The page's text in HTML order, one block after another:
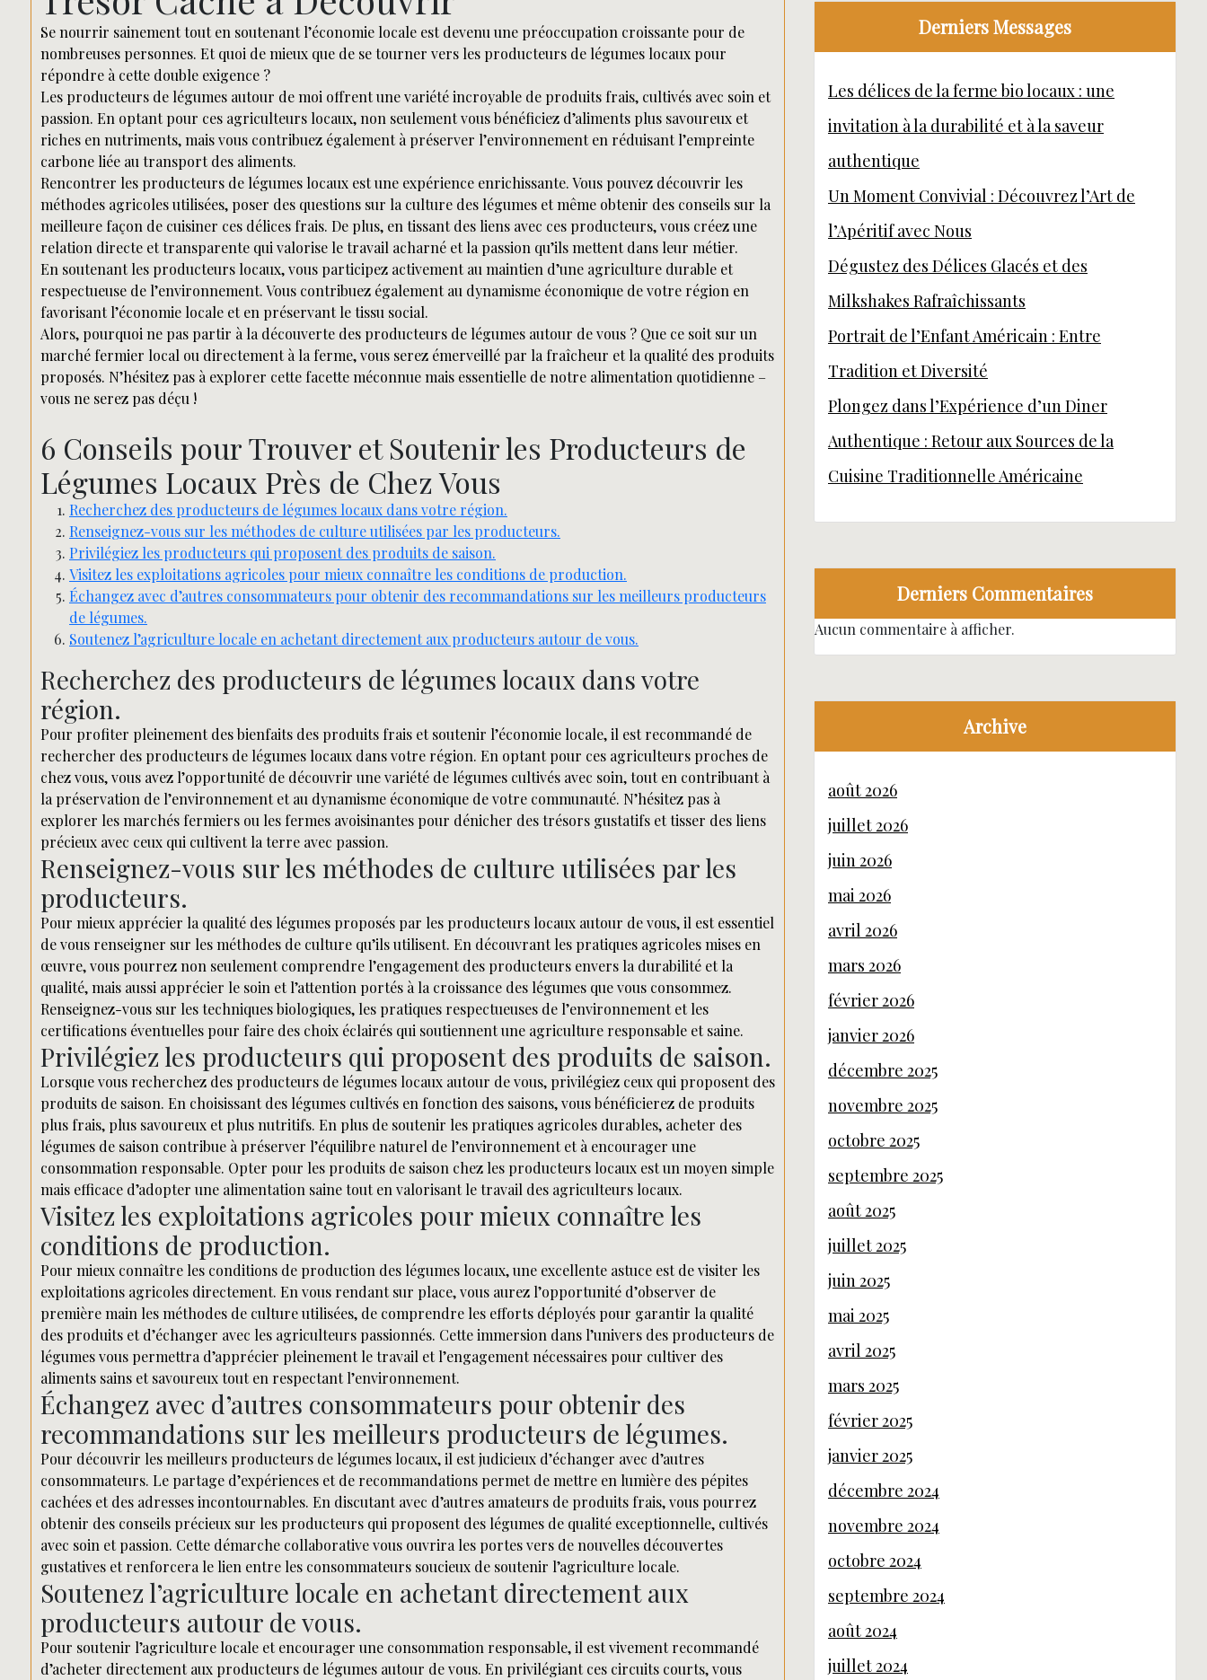
Se nourrir sainement tout en soutenant l’économie locale est devenu une préoccupation croissante pour de
nombreuses personnes. Et quoi de mieux que de se tourner vers les producteurs de légumes locaux pour
répondre à cette double exigence ?
Les producteurs de légumes autour de moi offrent une variété incroyable de produits frais, cultivés avec soin et
passion. En optant pour ces agriculteurs locaux, non seulement vous bénéficiez d’aliments plus savoureux et
riches en nutriments, mais vous contribuez également à préserver l’environnement en réduisant l’empreinte
carbone liée au transport des aliments.
Rencontrer les producteurs de légumes locaux est une expérience enrichissante. Vous pouvez découvrir les
méthodes agricoles utilisées, poser des questions sur la culture des légumes et même obtenir des conseils sur la
meilleure façon de cuisiner ces délices frais. De plus, en tissant des liens avec ces producteurs, vous créez une
relation directe et transparente qui valorise le travail acharné et la passion qu’ils mettent dans leur métier.
En soutenant les producteurs locaux, vous participez activement au maintien d’une agriculture durable et
respectueuse de l’environnement. Vous contribuez également au dynamisme économique de votre région en
favorisant l’économie locale et en préservant le tissu social.
Alors, pourquoi ne pas partir à la découverte des producteurs de légumes autour de vous ? Que ce soit sur un
marché fermier local ou directement à la ferme, vous serez émerveillé par la fraîcheur et la qualité des produits
proposés. N’hésitez pas à explorer cette facette méconnue mais essentielle de notre alimentation quotidienne –
vous ne serez pas déçu !
6 Conseils pour Trouver et Soutenir les Producteurs de
Légumes Locaux Près de Chez Vous
Recherchez des producteurs de légumes locaux dans votre région.
Renseignez-vous sur les méthodes de culture utilisées par les producteurs.
Privilégiez les producteurs qui proposent des produits de saison.
Visitez les exploitations agricoles pour mieux connaître les conditions de production.
Échangez avec d’autres consommateurs pour obtenir des recommandations sur les meilleurs producteurs
de légumes.
Soutenez l’agriculture locale en achetant directement aux producteurs autour de vous.
Recherchez des producteurs de légumes locaux dans votre
région.
Pour profiter pleinement des bienfaits des produits frais et soutenir l’économie locale, il est recommandé de
rechercher des producteurs de légumes locaux dans votre région. En optant pour ces agriculteurs proches de
chez vous, vous avez l’opportunité de découvrir une variété de légumes cultivés avec soin, tout en contribuant à
la préservation de l’environnement et au dynamisme économique de votre communauté. N’hésitez pas à
explorer les marchés fermiers ou les fermes avoisinantes pour dénicher des trésors gustatifs et tisser des liens
précieux avec ceux qui cultivent la terre avec passion.
Renseignez-vous sur les méthodes de culture utilisées par les
producteurs.
Pour mieux apprécier la qualité des légumes proposés par les producteurs locaux autour de vous, il est essentiel
de vous renseigner sur les méthodes de culture qu’ils utilisent. En découvrant les pratiques agricoles mises en
œuvre, vous pourrez non seulement comprendre l’engagement des producteurs envers la durabilité et la
qualité, mais aussi apprécier le soin et l’attention portés à la croissance des légumes que vous consommez.
Renseignez-vous sur les techniques biologiques, les pratiques respectueuses de l’environnement et les
certifications éventuelles pour faire des choix éclairés qui soutiennent une agriculture responsable et saine.
Privilégiez les producteurs qui proposent des produits de saison.
Lorsque vous recherchez des producteurs de légumes locaux autour de vous, privilégiez ceux qui proposent des
produits de saison. En choisissant des légumes cultivés en fonction des saisons, vous bénéficierez de produits
plus frais, plus savoureux et plus nutritifs. En plus de soutenir les pratiques agricoles durables, acheter des
légumes de saison contribue à préserver l’équilibre naturel de l’environnement et à encourager une
consommation responsable. Opter pour les produits de saison chez les producteurs locaux est un moyen simple
mais efficace d’adopter une alimentation saine tout en valorisant le travail des agriculteurs locaux.
Visitez les exploitations agricoles pour mieux connaître les
conditions de production.
Pour mieux connaître les conditions de production des légumes locaux, une excellente astuce est de visiter les
exploitations agricoles directement. En vous rendant sur place, vous aurez l’opportunité d’observer de
première main les méthodes de culture utilisées, de comprendre les efforts déployés pour garantir la qualité
des produits et d’échanger avec les agriculteurs passionnés. Cette immersion dans l’univers des producteurs de
légumes vous permettra d’apprécier pleinement le travail et l’engagement nécessaires pour cultiver des
aliments sains et savoureux tout en respectant l’environnement.
Échangez avec d’autres consommateurs pour obtenir des
recommandations sur les meilleurs producteurs de légumes.
Pour découvrir les meilleurs producteurs de légumes locaux, il est judicieux d’échanger avec d’autres
consommateurs. Le partage d’expériences et de recommandations permet de mettre en lumière des pépites
cachées et des adresses incontournables. En discutant avec d’autres amateurs de produits frais, vous pourrez
obtenir des conseils précieux sur les producteurs qui proposent des légumes de qualité exceptionnelle, cultivés
avec soin et passion. Cette démarche collaborative vous ouvrira les portes vers de nouvelles découvertes
gustatives et renforcera le lien entre les consommateurs soucieux de soutenir l’agriculture locale.
Soutenez l’agriculture locale en achetant directement aux
producteurs autour de vous.
Pour soutenir l’agriculture locale et encourager une consommation responsable, il est vivement recommandé
d’acheter directement aux producteurs de légumes autour de vous. En privilégiant ces circuits courts, vous
Derniers Messages
Les délices de la ferme bio locaux : une
invitation à la durabilité et à la saveur
authentique
Un Moment Convivial : Découvrez l’Art de
l’Apéritif avec Nous
Dégustez des Délices Glacés et des
Milkshakes Rafraîchissants
Portrait de l’Enfant Américain : Entre
Tradition et Diversité
Plongez dans l’Expérience d’un Diner
Authentique : Retour aux Sources de la
Cuisine Traditionnelle Américaine
Derniers Commentaires
Aucun commentaire à afficher.
Archive
août 2026
juillet 2026
juin 2026
mai 2026
avril 2026
mars 2026
février 2026
janvier 2026
décembre 2025
novembre 2025
octobre 2025
septembre 2025
août 2025
juillet 2025
juin 2025
mai 2025
avril 2025
mars 2025
février 2025
janvier 2025
décembre 2024
novembre 2024
octobre 2024
septembre 2024
août 2024
juillet 2024